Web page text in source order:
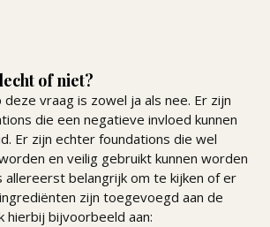
of niet?
vraag is zowel ja als nee. Er zijn
die een negatieve invloed kunnen
Er zijn echter foundations die wel
en veilig gebruikt kunnen worden
allereerst belangrijk om te kijken of er
zijn toegevoegd aan de
hierbij bijvoorbeeld aan: